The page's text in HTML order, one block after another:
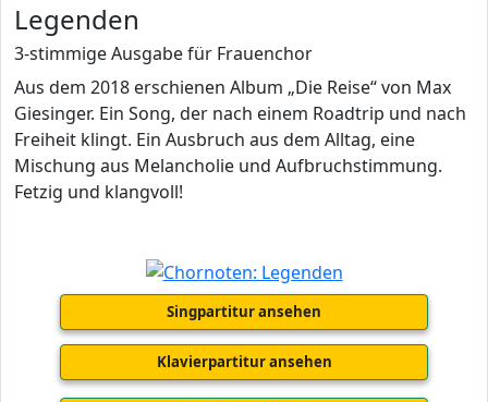
Legenden
3-stimmige Ausgabe für Frauenchor
Aus dem 2018 erschienen Album „Die Reise“ von Max
Giesinger. Ein Song, der nach einem Roadtrip und nach
Freiheit klingt. Ein Ausbruch aus dem Alltag, eine
Mischung aus Melancholie und Aufbruchstimmung.
Fetzig und klangvoll!
Singpartitur ansehen
Klavierpartitur ansehen